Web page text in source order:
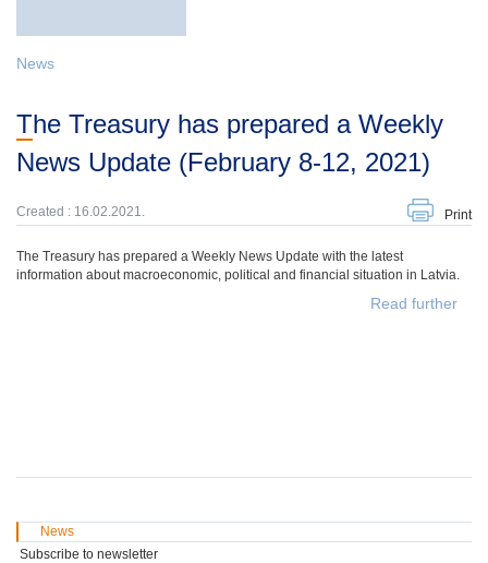
News
The Treasury has prepared a Weekly
News Update (February 8-12, 2021)
Created : 16.02.2021. Print
The Treasury has prepared a Weekly News Update with the latest
information about macroeconomic, political and financial situation in Latvia.
Read further
News
Subscribe to newsletter